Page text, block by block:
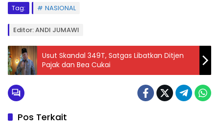
Tag: NASIONAL
Editor: ANDI JUMAWI
Usut Skandal 349T, Satgas Libatkan Ditjen
Pajak dan Bea Cukai
Pos Terkait